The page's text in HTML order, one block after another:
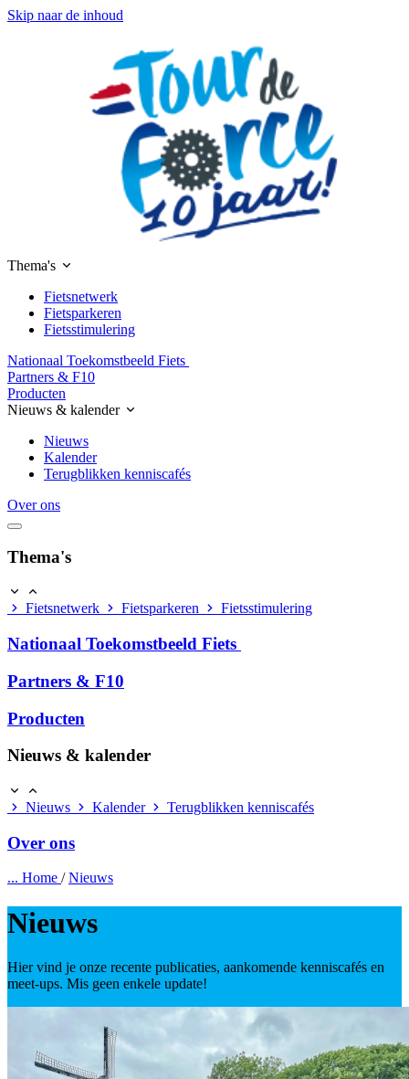
Skip naar de inhoud
Thema's
Fietsnetwerk
Fietsparkeren
Fietsstimulering
Nationaal Toekomstbeeld Fiets
Partners & F10
Producten
Nieuws & kalender
Nieuws
Kalender
Terugblikken kenniscafés
Over ons
Thema's
Fietsnetwerk Fietsparkeren Fietsstimulering
Nationaal Toekomstbeeld Fiets
Partners & F10
Producten
Nieuws & kalender
Nieuws Kalender Terugblikken kenniscafés
Over ons
... Home /Nieuws
Nieuws
Hier vind je onze recente publicaties, aankomende kenniscafés en
meet-ups. Mis geen enkele update!